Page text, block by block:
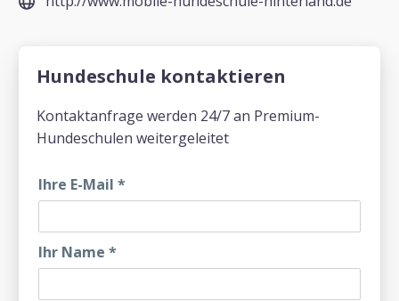
Hundeschule kontaktieren
Kontaktanfrage werden 24/7 an Premium-
Hundeschulen weitergeleitet
Ihre E-Mail *
Ihr Name *